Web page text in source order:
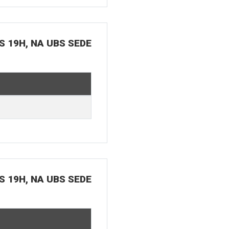
19H, NA UBS SEDE
19H, NA UBS SEDE